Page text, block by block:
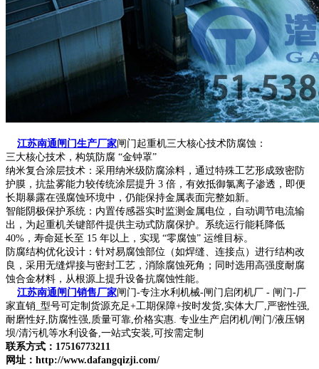
江苏南通闸门生产厂家闸门起重机三大核心技术防腐蚀：
三大核心技术，构筑防腐 “金钟罩”
纳米复合涂层技术：采用纳米级防腐涂料，通过特殊工艺形成致密防
护膜，抗盐雾能力较传统涂层提升 3 倍，有效抵御氯离子渗透，即便
长期暴露在强腐蚀环境中，仍能保持金属表面完整如新。
智能阴极保护系统：内置传感器实时监测金属电位，自动调节电流输
出，为起重机关键部件提供主动式防腐保护。系统运行能耗降低
40%，寿命延长至 15 年以上，实现 “零腐蚀” 运维目标。
防腐结构优化设计：针对易腐蚀部位（如焊缝、连接点）进行结构改
良，采用无缝焊接与密封工艺，消除腐蚀死角；同时选用高强度耐腐
蚀合金材料，从根源上提升设备抗腐蚀性能。
江苏南通闸门销售厂家闸门-专注水利机械-闸门启闭机厂 - 闸门-厂
家直销_型号可定制货源充足+工期保障+按时发货,实体大厂,严密性强,
耐磨性好,防腐性强,质量可靠,价格实惠. 专业生产启闭机/闸门/液压钢
坝/清污机等水利设备,一站式安装,可按需定制
联系方式：17516773211
网址：http://www.dafangqizji.com/